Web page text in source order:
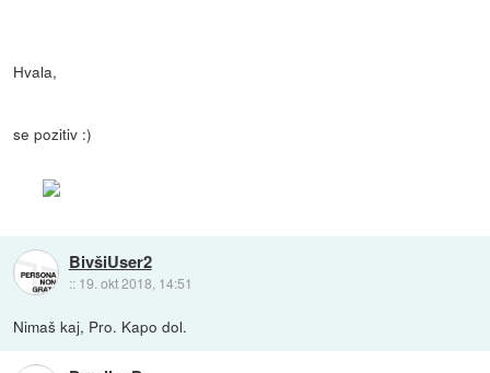
Hvala,
se pozitiv :)
BivšiUser2
:: 19. okt 2018, 14:51
Nimaš kaj, Pro. Kapo dol.